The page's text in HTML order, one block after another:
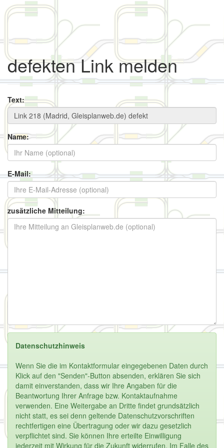
defekten Link melden
Text:
Name:
E-Mail:
zusätzliche Mitteilung:
Datenschutzhinweis
Wenn Sie die im Kontaktformular eingegebenen Daten durch
Klick auf den "Senden"-Button absenden, erklären Sie sich
damit einverstanden, dass wir Ihre Angaben für die
Beantwortung Ihrer Anfrage bzw. Kontaktaufnahme
verwenden. Eine Weitergabe an Dritte findet grundsätzlich
nicht statt, es sei denn geltende Datenschutzvorschriften
rechtfertigen eine Übertragung oder wir dazu gesetzlich
verpflichtet sind. Sie können Ihre erteilte Einwilligung
jederzeit mit Wirkung für die Zukunft widerrufen. Im Falle des